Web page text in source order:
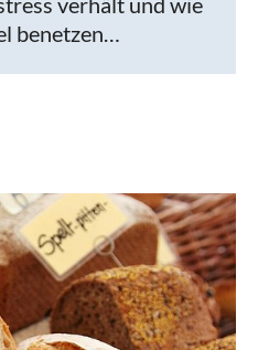
benetzen…